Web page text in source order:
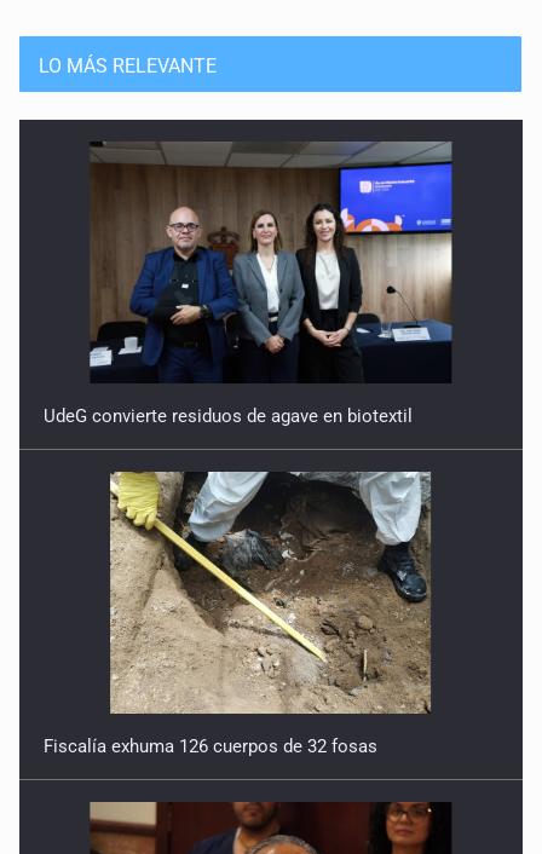
LO MÁS RELEVANTE
UdeG convierte residuos de agave en biotextil
Fiscalía exhuma 126 cuerpos de 32 fosas